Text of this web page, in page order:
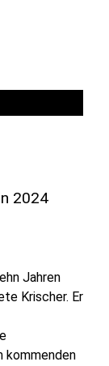
2024
Jahren
Krischer. Er
kommenden